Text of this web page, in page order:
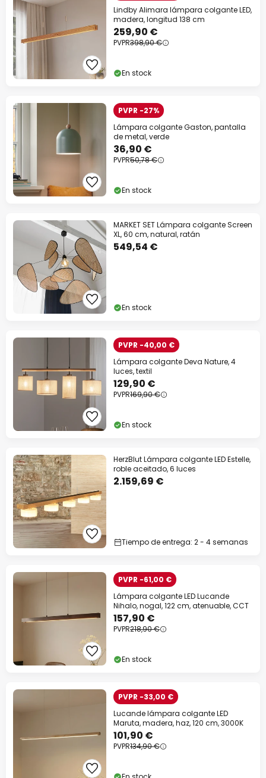
Lindby Alimara lámpara colgante LED,
madera, longitud 138 cm
259,90 €
PVPR398,90 €
En stock
PVPR -27%
Lámpara colgante Gaston, pantalla
de metal, verde
36,90 €
PVPR50,78 €
En stock
MARKET SET Lámpara colgante Screen
XL, 60 cm, natural, ratán
549,54 €
En stock
PVPR -40,00 €
Lámpara colgante Deva Nature, 4
luces, textil
129,90 €
PVPR169,90 €
En stock
HerzBlut Lámpara colgante LED Estelle,
roble aceitado, 6 luces
2.159,69 €
Tiempo de entrega: 2 - 4 semanas
PVPR -61,00 €
Lámpara colgante LED Lucande
Nihalo, nogal, 122 cm, atenuable, CCT
157,90 €
PVPR218,90 €
En stock
PVPR -33,00 €
Lucande lámpara colgante LED
Maruta, madera, haz, 120 cm, 3000K
101,90 €
PVPR134,90 €